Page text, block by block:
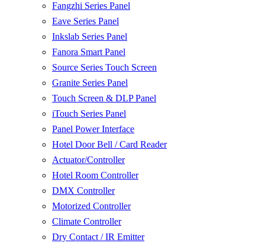
Fangzhi Series Panel
Eave Series Panel
Inkslab Series Panel
Fanora Smart Panel
Source Series Touch Screen
Granite Series Panel
Touch Screen & DLP Panel
iTouch Series Panel
Panel Power Interface
Hotel Door Bell / Card Reader
Actuator/Controller
Hotel Room Controller
DMX Controller
Motorized Controller
Climate Controller
Dry Contact / IR Emitter